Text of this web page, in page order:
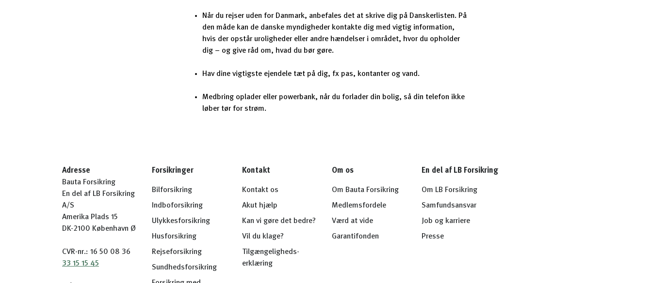
Når du rejser uden for Danmark, anbefales det at skrive dig på Danskerlisten. På
den måde kan de danske myndigheder kontakte dig med vigtig information,
hvis der opstår uroligheder eller andre hændelser i området, hvor du opholder
dig – og give råd om, hvad du bør gøre.
Hav dine vigtigste ejendele tæt på dig, fx pas, kontanter og vand.
Medbring oplader eller powerbank, når du forlader din bolig, så din telefon ikke
løber tør for strøm.
Adresse
Bauta Forsikring
En del af LB Forsikring
A/S
Amerika Plads 15
DK-2100 København Ø
CVR-nr.: 16 50 08 36
33 15 15 45
Forsikringer
Bilforsikring
Indboforsikring
Ulykkesforsikring
Husforsikring
Rejseforsikring
Sundhedsforsikring
Kontakt
Kontakt os
Akut hjælp
Kan vi gøre det bedre?
Vil du klage?
Tilgængeligheds-
erklæring
Om os
Om Bauta Forsikring
Medlemsfordele
Værd at vide
Garantifonden
En del af LB Forsikring
Om LB Forsikring
Samfundsansvar
Job og karriere
Presse